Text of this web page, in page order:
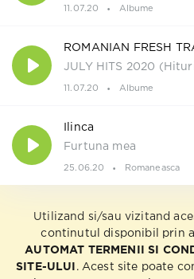
11.07.20 Albume
ROMANIAN FRESH
JULY HITS 2020
11.07.20 Albume
Ilinca
Furtuna mea
25.06.20 Romaneasca
Utilizand si/sau vizitand
continutul disponibil prin
AUTOMAT TERMENII SI
SITE-ULUI
. Acest site poate